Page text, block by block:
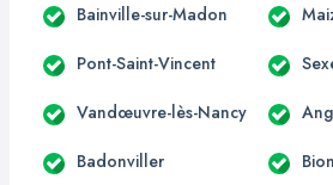
Bainville-sur-Madon
Pont-Saint-Vincent
Vandœuvre-lès-Nancy
Badonviller